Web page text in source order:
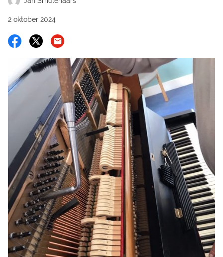
2 oktober 2024